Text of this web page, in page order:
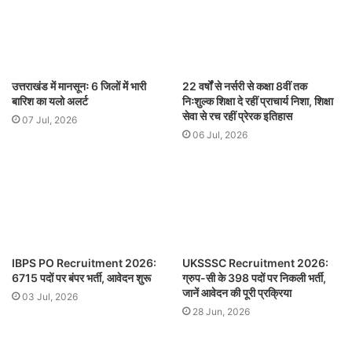
उत्तराखंड में मानसूनः 6 जिलों में भारी
बारिश का यलो अलर्ट
07 Jul, 2026
22 वर्षों से नर्सरी से कक्षा 8वीं तक
निःशुल्क शिक्षा दे रहीं प्राचार्य निशा, शिक्षा
सेवा से रच रहीं प्रेरक इतिहास
06 Jul, 2026
IBPS PO Recruitment 2026:
6715 पदों पर बंपर भर्ती, आवेदन शुरू
03 Jul, 2026
UKSSSC Recruitment 2026:
ग्रुप-सी के 398 पदों पर निकली भर्ती,
जानें आवेदन की पूरी प्रक्रिया
28 Jun, 2026